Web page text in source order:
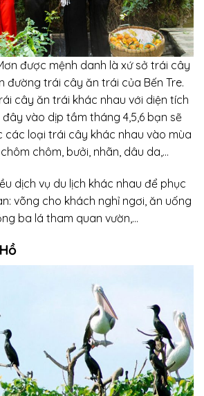
được mệnh danh là xứ sở trái cây
đường trái cây ăn trái của Bến Tre.
cây ăn trái khác nhau với diện tích
vào dịp tầm tháng 4,5,6 bạn sẽ
các loại trái cây khác nhau vào mùa
chôm, bưởi, nhãn, dâu da,…
dịch vụ du lịch khác nhau để phục
võng cho khách nghỉ ngơi, ăn uống
ba lá tham quan vườn,…